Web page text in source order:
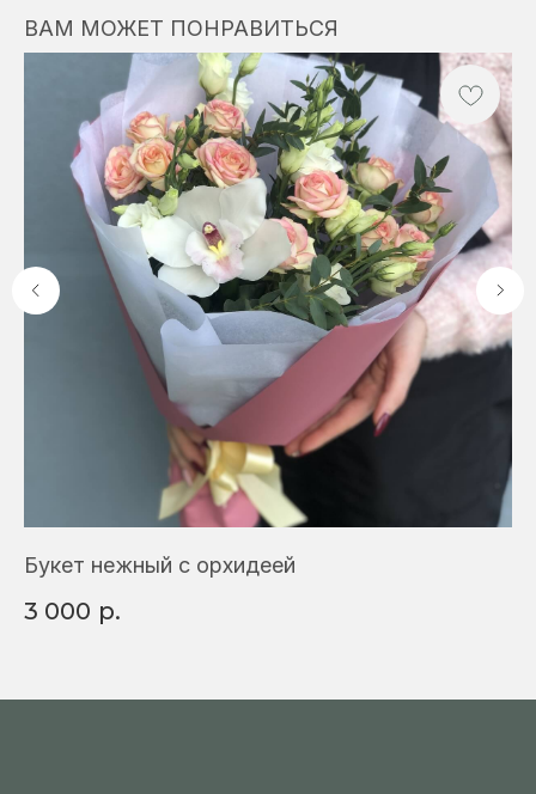
ВАМ МОЖЕТ ПОНРАВИТЬСЯ
Букет нежный с орхидеей
3 000 р.